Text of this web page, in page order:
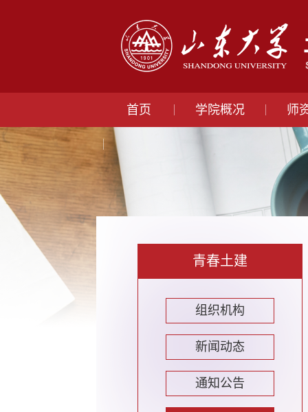
首页 学院概况 师
青春土建
组织机构
新闻动态
通知公告